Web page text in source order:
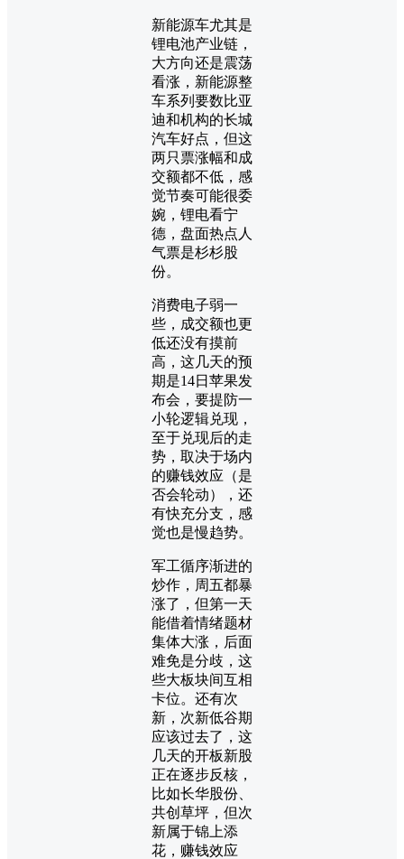
新能源车尤其是
锂电池产业链，
大方向还是震荡
看涨，新能源整
车系列要数比亚
迪和机构的长城
汽车好点，但这
两只票涨幅和成
交额都不低，感
觉节奏可能很委
婉，锂电看宁
德，盘面热点人
气票是杉杉股
份。
消费电子弱一
些，成交额也更
低还没有摸前
高，这几天的预
期是14日苹果发
布会，要提防一
小轮逻辑兑现，
至于兑现后的走
势，取决于场内
的赚钱效应（是
否会轮动），还
有快充分支，感
觉也是慢趋势。
军工循序渐进的
炒作，周五都暴
涨了，但第一天
能借着情绪题材
集体大涨，后面
难免是分歧，这
些大板块间互相
卡位。还有次
新，次新低谷期
应该过去了，这
几天的开板新股
正在逐步反核，
比如长华股份、
共创草坪，但次
新属于锦上添
花，赚钱效应